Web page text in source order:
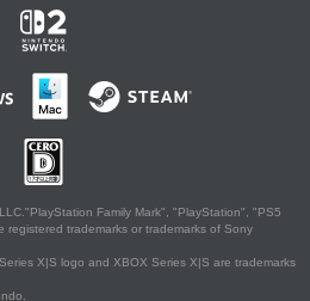
Family Mark", "PlayStation", "PS5
trademarks or trademarks of Sony
X|S logo and XBOX Series X|S are trademarks